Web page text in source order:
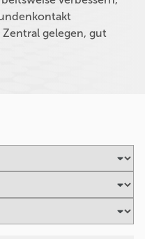
gelegen, gut